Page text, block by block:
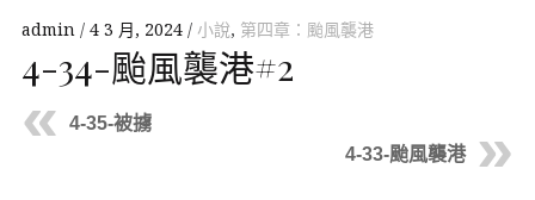
admin 4 3 月, 2024 小說, 第四章：颱風襲港
4-34-颱風襲港#2
4-35-被擄
4-33-颱風襲港